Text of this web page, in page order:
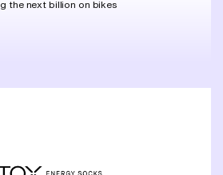
the next billion on bikes